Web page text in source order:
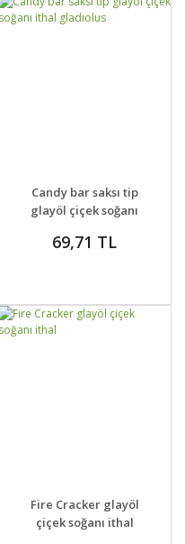
DETAYLAR
VER
Candy bar saksı tip
glayöl çiçek soğanı
69,71 TL
DETAYLAR
VER
Fire Cracker glayöl
çiçek soğanı ithal